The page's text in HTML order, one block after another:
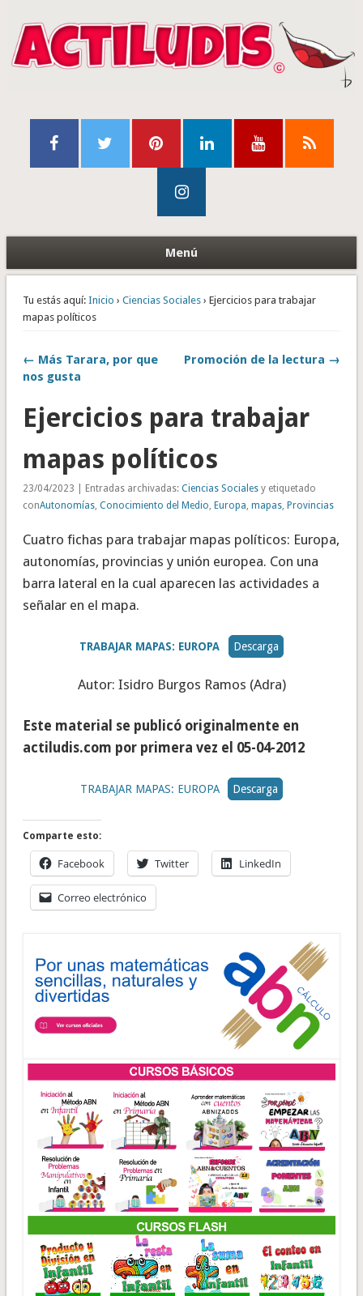
Menú
Tu estás aquí: Inicio › Ciencias Sociales› Ejercicios para trabajar
mapas políticos
← Más Tarara, por que
nos gusta
Promoción de la lectura →
Ejercicios para trabajar
mapas políticos
23/04/2023 | Entradas archivadas: Ciencias Socialesy etiquetado
conAutonomías, Conocimiento del Medio, Europa, mapas, Provincias
Cuatro fichas para trabajar mapas políticos: Europa,
autonomías, provincias y unión europea. Con una
barra lateral en la cual aparecen las actividades a
señalar en el mapa.
TRABAJAR MAPAS: EUROPA Descarga
Autor: Isidro Burgos Ramos (Adra)
Este material se publicó originalmente en
actiludis.com por primera vez el 05-04-2012
TRABAJAR MAPAS: EUROPA Descarga
Comparte esto:
Facebook Twitter LinkedIn
Correo electrónico